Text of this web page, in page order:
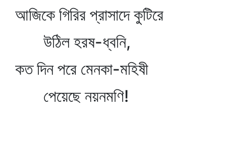
আজিকে গিরির প্রাসাদে কুটিরে
উঠিল হরষ-ধ্বনি,
কত দিন পরে মেনকা-মহিষী
পেয়েছে নয়নমণি!